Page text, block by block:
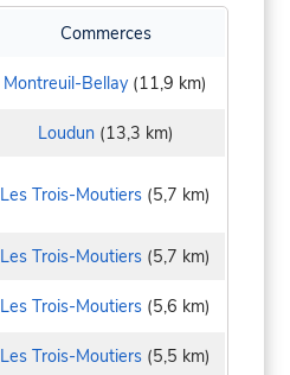
Commerces
Montreuil-Bellay (11,9 km)
Loudun(13,3 km)
Les Trois-Moutiers (5,7 km)
Les Trois-Moutiers (5,7 km)
Les Trois-Moutiers (5,6 km)
Les Trois-Moutiers (5,5 km)